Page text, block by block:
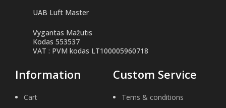
UAB Luft Master
Vygantas Mažutis
Kodas 553537
VAT : PVM kodas LT100005960718
Information
Cart
Custom Service
Tems & conditions